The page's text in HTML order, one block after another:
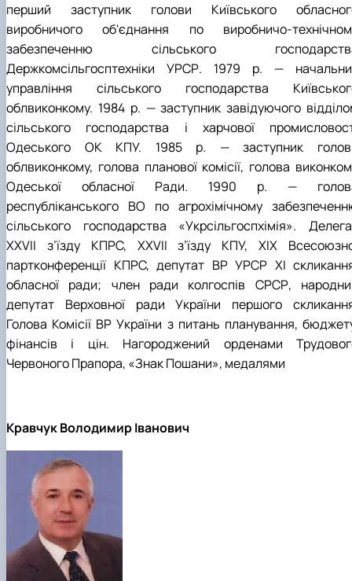
перший заступник голови Київського
виробничого об'єднання по виробничо-
забезпеченню сільського
Держкомсільгосптехніки УРСР. 1979 р. —
управління сільського господарства
облвиконкому. 1984 р. — заступник завідуючого
сільського господарства і харчової
Одеського ОК КПУ. 1985 р. — заступник
облвиконкому, голова планової комісії, голова
Одеської обласної Ради. 1990 р. —
республіканського ВО по агрохімічному
сільського господарства «Укрсільгоспхімія».
XXVII з’їзду КПРС, XXVII з’їзду КПУ, XIX
партконференції КПРС, депутат ВР УРСР XI
обласної ради; член ради колгоспів СРСР,
депутат Верховної ради України першого
Голова Комісії ВР України з питань планування,
фінансів і цін. Нагороджений орденами
Червоного Прапора, «Знак Пошани», медалями
Кравчук Володимир Іванович